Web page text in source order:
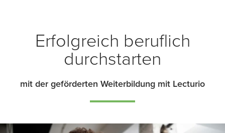
Erfolgreich beruflich
durchstarten
mit der geförderten Weiterbildung mit Lecturio